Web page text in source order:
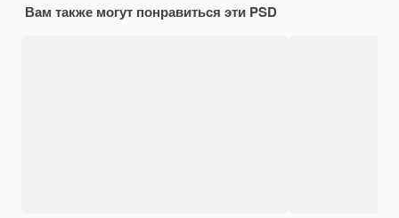
Вам также могут понравиться эти PSD